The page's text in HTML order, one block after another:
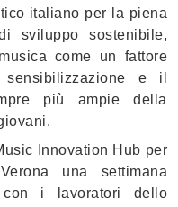
italiano per la piena
sviluppo sostenibile,
come un fattore
e il
più ampie della
Innovation Hub per
una settimana
con i lavoratori dello